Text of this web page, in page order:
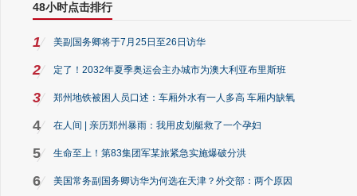
48小时点击排行
1 美副国务卿将于7月25日至26日访华
2 定了！2032年夏季奥运会主办城市为澳大利亚布里斯班
3 郑州地铁被困人员口述：车厢外水有一人多高 车厢内缺氧
4 在人间 | 亲历郑州暴雨：我用皮划艇救了一个孕妇
5 生命至上！第83集团军某旅紧急实施爆破分洪
6 美国常务副国务卿访华为何选在天津？外交部：两个原因